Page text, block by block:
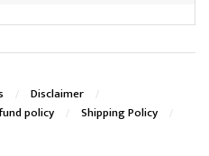
Disclaimer
policy
Shipping Policy